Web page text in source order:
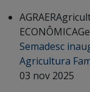
AGRAER
ECONÔMICA
Semadesc
Agricultura
03 nov 2025